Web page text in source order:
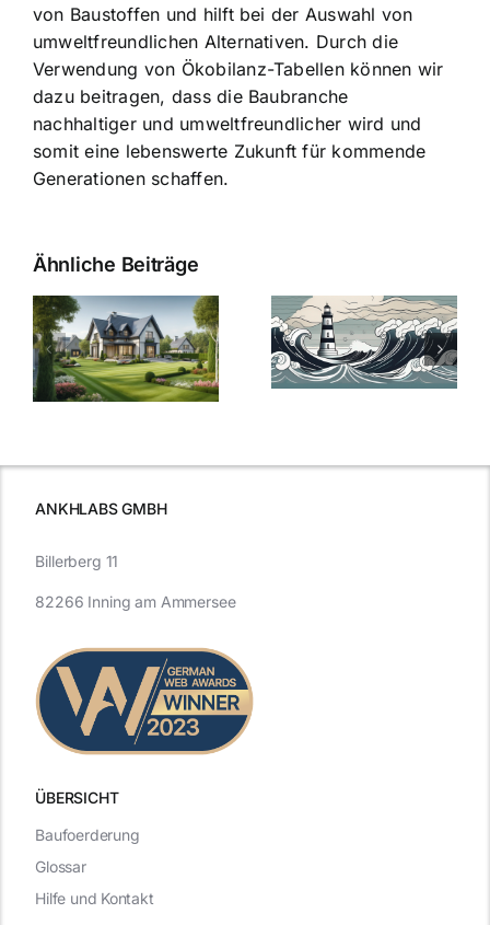
von Baustoffen und hilft bei der Auswahl von
umweltfreundlichen Alternativen. Durch die
Verwendung von Ökobilanz-Tabellen können wir
dazu beitragen, dass die Baubranche
nachhaltiger und umweltfreundlicher wird und
somit eine lebenswerte Zukunft für kommende
Generationen schaffen.
Ähnliche Beiträge
Bauzinsen im
Sturm: Die
aktuelle
Entwicklung
Die Evolution
der
Bauzinsen: Ein
Blick in die
ANKHLABS GMBH
ÜBERSICHT
Billerberg 11
82266 Inning am Ammersee
Baufoerderung
Glossar
Hilfe und Kontakt